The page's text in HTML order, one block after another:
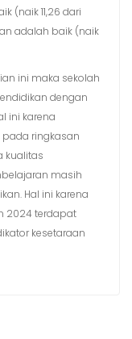
(naik 11,26 dari
adalah baik (naik
ini maka sekolah
dengan
ini karena
ringkasan
kualitas
masih
Hal ini karena
2024 terdapat
kesetaraan